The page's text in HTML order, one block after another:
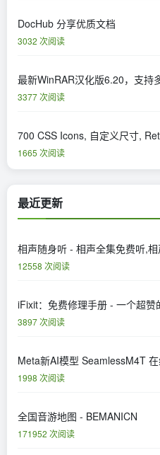
DocHub 分享优质文档
3032 次阅读
最新WinRAR汉化版6.20，支持
3377 次阅读
700 CSS Icons, 自定义尺寸,
1665 次阅读
最近更新
相声随身听 - 相声全集免费听,
12558 次阅读
iFixit：免费修理手册 - 一个超赞
3897 次阅读
Meta新AI模型 SeamlessM4T
1998 次阅读
全国音游地图 - BEMANICN
171952 次阅读